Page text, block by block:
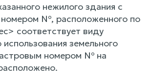
нежилого здания с
№, расположенного по
соответствует виду
земельного
номером № на